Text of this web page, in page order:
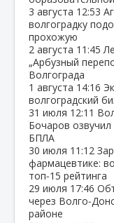
3 августа 12:53
волгоградку
прохожую
2 августа 11:45
„Арбузный
Волгограда
1 августа 14:16
волгоградский
31 июля 12:11
Бочаров
БПЛА
30 июля 11:12
фармацевтике:
топ‑15 рейтинга
29 июля 17:46
через
районе